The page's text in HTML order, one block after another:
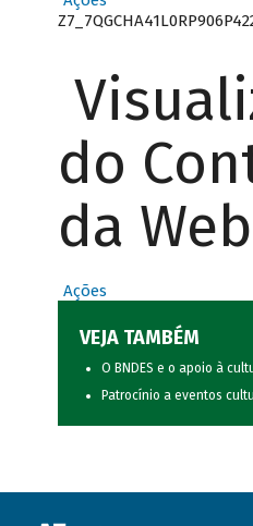
do
da Web
Ações
VEJA TAMBÉM
O BNDES e o apoio à
Patrocínio a eventos